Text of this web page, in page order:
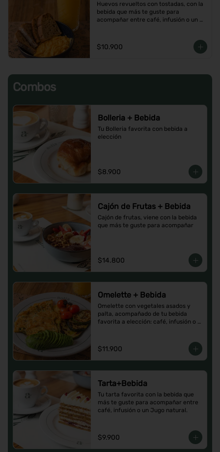
Huevos revueltos con tostadas, con la
bebida que más te guste para
acompañar entre café, infusión o un
$10.900
Combos
Bolleria + Bebida
Tu Bolleria favorita con bebida a
elección
$8.900
Cajón de Frutas + Bebida
Cajón de frutas, viene con la bebida
que más te guste para acompañar
$14.800
Omelette + Bebida
Omelette con vegetales asados y
palta, acompañado de tu bebida
favorita a elección: café, infusión o
$11.900
Tarta+Bebida
Tu tarta favorita con la bebida que
más te guste para acompañar entre
café, infusión o un Jugo natural.
$9.900